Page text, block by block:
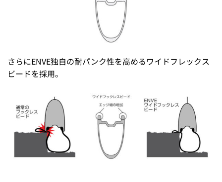
さらにENVE独自の耐パンク性を高めるワイドフレックス
ビードを採用。